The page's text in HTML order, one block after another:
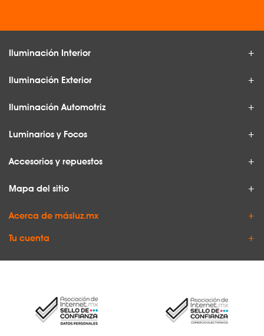
Iluminación Interior
Iluminación Exterior
Iluminación Automotriz
Luminarios y Focos
Accesorios y repuestos
Mapa del sitio
Acerca de másluz.mx
Tu cuenta